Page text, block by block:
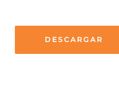
DESCARGAR